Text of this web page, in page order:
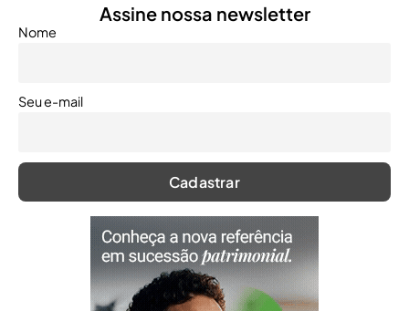
Assine nossa newsletter
Nome
Seu e-mail